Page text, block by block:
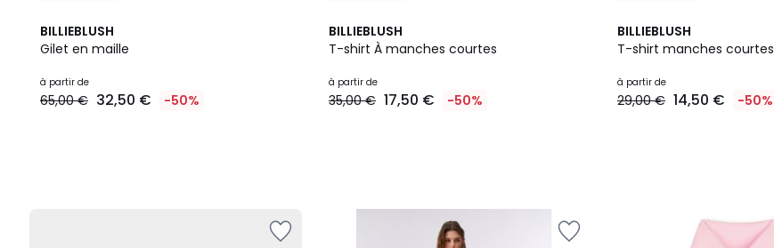
BILLIEBLUSH
Gilet en maille
à partir de
65,00 € 32,50 € -50%
BILLIEBLUSH
T-shirt À manches courtes
à partir de
35,00 € 17,50 € -50%
BILLIEBLUSH
T-shirt manches courtes
à partir de
29,00 € 14,50 € -50%